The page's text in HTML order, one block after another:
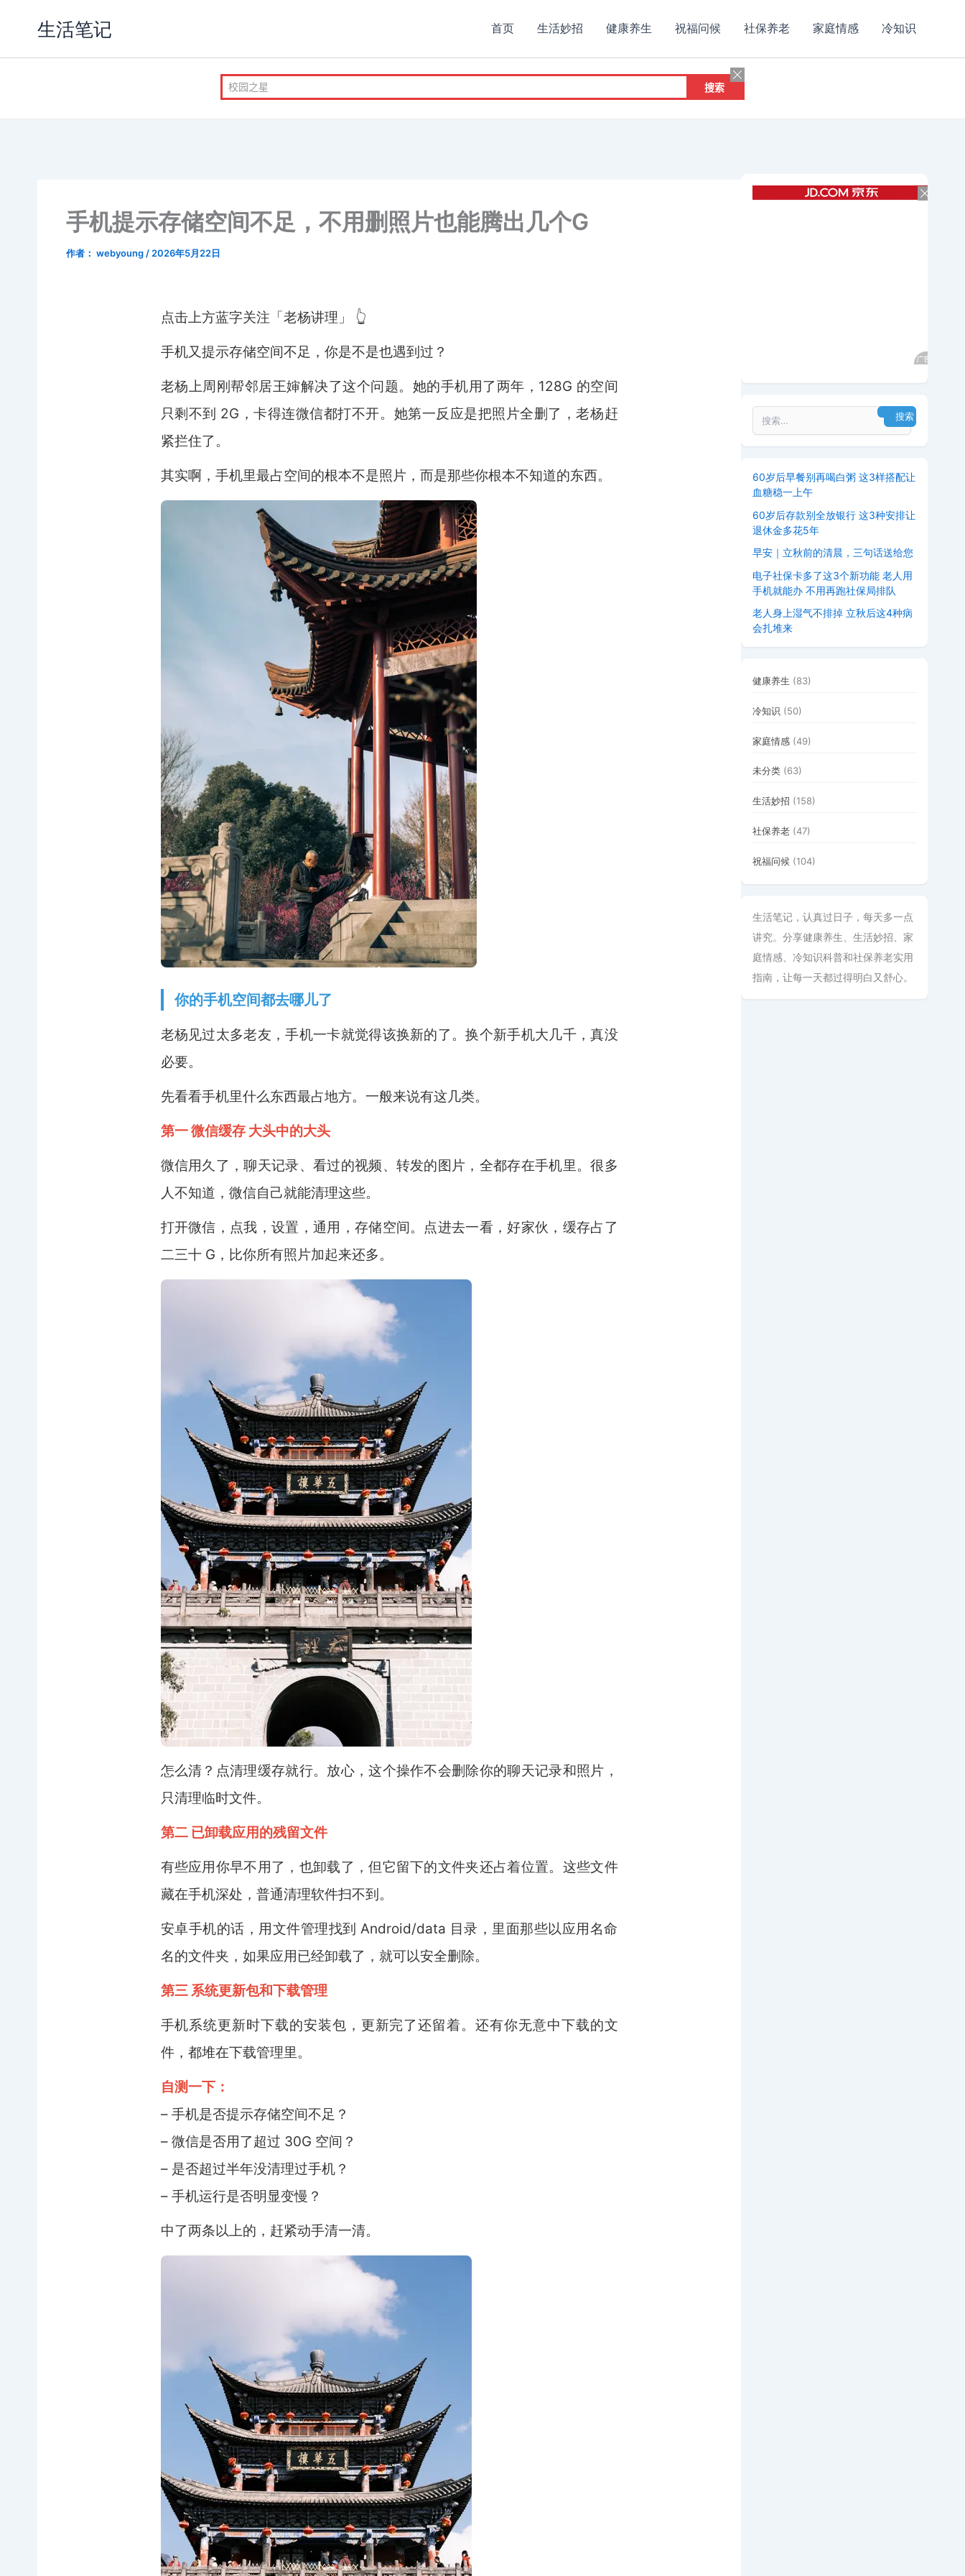
生活笔记 首页 生活妙招 健康养生 祝福问候 社保养老 家庭情感 冷知识
手机提示存储空间不足，不用删照片也能腾出几个G
作者： webyoung / 2026年5月22日
点击上方蓝字关注「老杨讲理」 👆
手机又提示存储空间不足，你是不是也遇到过？
老杨上周刚帮邻居王婶解决了这个问题。她的手机用了两年，128G 的空间
只剩不到 2G，卡得连微信都打不开。她第一反应是把照片全删了，老杨赶
紧拦住了。
其实啊，手机里最占空间的根本不是照片，而是那些你根本不知道的东西。
你的手机空间都去哪儿了
老杨见过太多老友，手机一卡就觉得该换新的了。换个新手机大几千，真没
必要。
先看看手机里什么东西最占地方。一般来说有这几类。
第一 微信缓存 大头中的大头
微信用久了，聊天记录、看过的视频、转发的图片，全都存在手机里。很多
人不知道，微信自己就能清理这些。
打开微信，点我，设置，通用，存储空间。点进去一看，好家伙，缓存占了
二三十 G，比你所有照片加起来还多。
怎么清？点清理缓存就行。放心，这个操作不会删除你的聊天记录和照片，
只清理临时文件。
第二 已卸载应用的残留文件
有些应用你早不用了，也卸载了，但它留下的文件夹还占着位置。这些文件
藏在手机深处，普通清理软件扫不到。
安卓手机的话，用文件管理找到 Android/data 目录，里面那些以应用名命
名的文件夹，如果应用已经卸载了，就可以安全删除。
第三 系统更新包和下载管理
手机系统更新时下载的安装包，更新完了还留着。还有你无意中下载的文
件，都堆在下载管理里。
自测一下：
– 手机是否提示存储空间不足？
– 微信是否用了超过 30G 空间？
– 是否超过半年没清理过手机？
– 手机运行是否明显变慢？
中了两条以上的，赶紧动手清一清。
60岁后早餐别再喝白粥 这3样搭配让
血糖稳一上午
60岁后存款别全放银行 这3种安排让
退休金多花5年
早安｜立秋前的清晨，三句话送给您
电子社保卡多了这3个新功能 老人用
手机就能办 不用再跑社保局排队
老人身上湿气不排掉 立秋后这4种病
会扎堆来
健康养生 (83)
冷知识 (50)
家庭情感 (49)
未分类 (63)
生活妙招 (158)
社保养老 (47)
祝福问候 (104)
生活笔记，认真过日子，每天多一点
讲究。分享健康养生、生活妙招、家
庭情感、冷知识科普和社保养老实用
指南，让每一天都过得明白又舒心。